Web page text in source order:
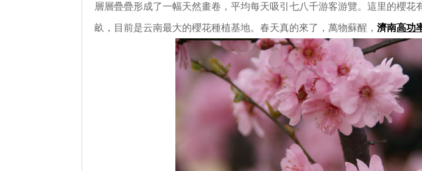
層層疊疊形成了一幅天然畫卷，平均每天吸引七八千游客游覽。這里的櫻花
畝，目前是云南最大的櫻花種植基地。春天真的來了，萬物蘇醒，濟南高功